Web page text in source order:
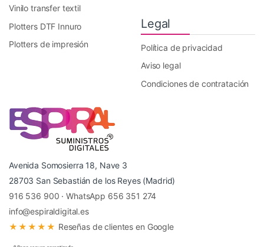
Vinilo transfer textil
Plotters DTF Innuro
Plotters de impresión
Legal
Política de privacidad
Aviso legal
Condiciones de contratación
Avenida Somosierra 18, Nave 3
28703 San Sebastián de los Reyes (Madrid)
916 536 900 ·WhatsApp 656 351 274
info@espiraldigital.es
★★★★★ Reseñas de clientes en Google